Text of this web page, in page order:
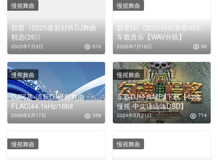
群星《2025最新好听DJ舞曲
精选(26)》
2025年7月3日 513
慢摇舞曲
群星DJ《2025好听新歌453》
车载音乐【WAV分轨】
2026年7月18日 99
慢摇舞曲
DJ阿基-清新DJ慢摇舞曲
FLAC|44.1kHz/16bit
2026年2月17日 358
慢摇舞曲
车载DJ经典MP3下载【勾魂
慢摇·中文顶级嗨DSD】
2024年5月21日 774
慢摇舞曲
慢摇舞曲 慢摇舞曲